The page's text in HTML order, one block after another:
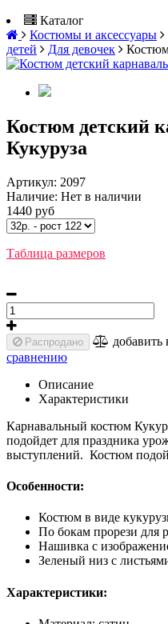
Каталог
Костюмы и аксессуары
детей
Для девочек
Костюм детский
Кукуруза
Артикул: 2097
Наличие: Нет в наличии
1440 руб
Таблица размеров
Распродано
сравнению
Описание
Характеристики
Карнавальный костюм
подойдет для праздника
выступлений. Костюм
Особенности:
Костюм в виде
По бокам прорези для
Нашивка с
Зеленый низ с
Характеристики: